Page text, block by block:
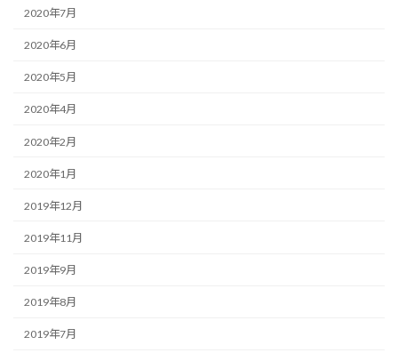
2020年7月
2020年6月
2020年5月
2020年4月
2020年2月
2020年1月
2019年12月
2019年11月
2019年9月
2019年8月
2019年7月